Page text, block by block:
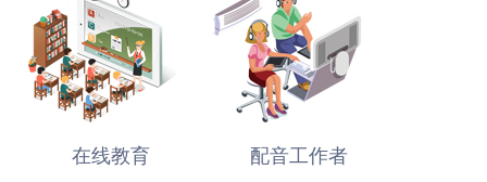
在线教育 配音工作者